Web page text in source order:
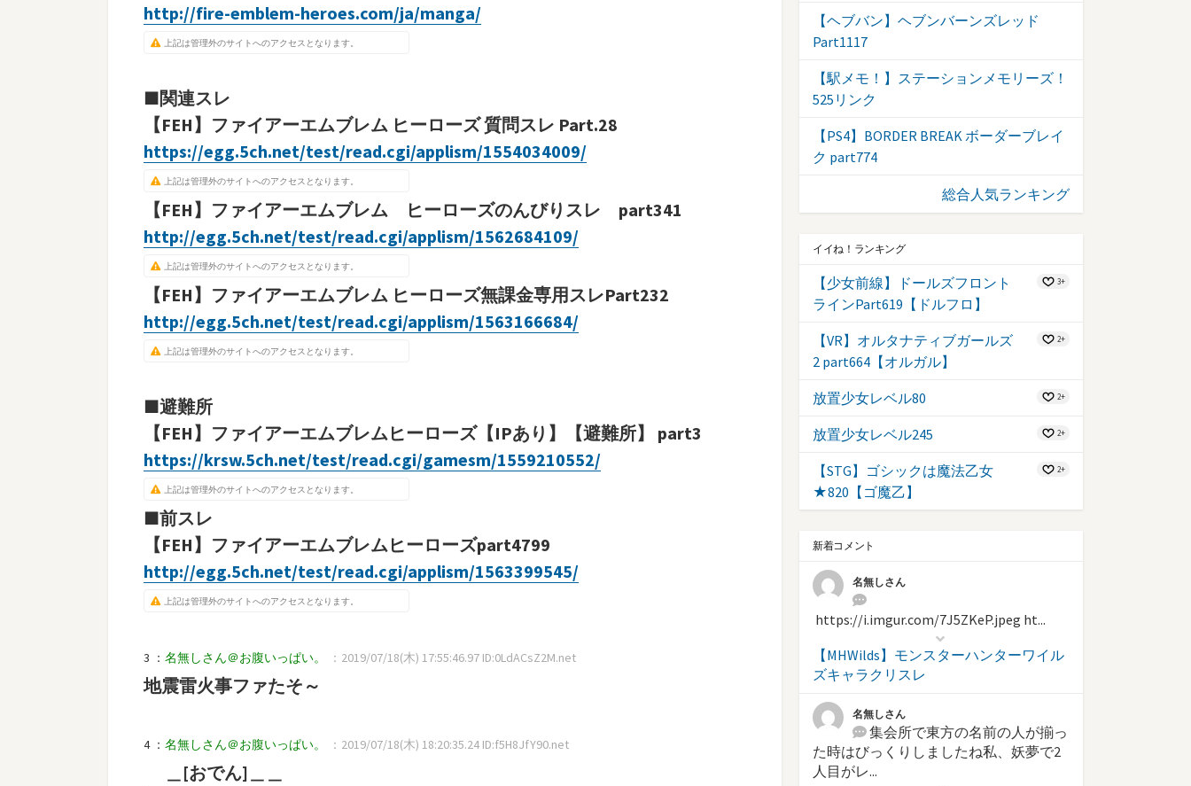
http://fire-emblem-heroes.com/ja/manga/
上記は管理外のサイトへのアクセスとなります。
■関連スレ
【FEH】ファイアーエムブレム ヒーローズ 質問スレ Part.28
https://egg.5ch.net/test/read.cgi/applism/1554034009/
上記は管理外のサイトへのアクセスとなります。
【FEH】ファイアーエムブレム ヒーローズのんびりスレ part341
http://egg.5ch.net/test/read.cgi/applism/1562684109/
上記は管理外のサイトへのアクセスとなります。
【FEH】ファイアーエムブレム ヒーローズ無課金専用スレPart232
http://egg.5ch.net/test/read.cgi/applism/1563166684/
上記は管理外のサイトへのアクセスとなります。
■避難所
【FEH】ファイアーエムブレムヒーローズ【IPあり】【避難所】 part3
https://krsw.5ch.net/test/read.cgi/gamesm/1559210552/
上記は管理外のサイトへのアクセスとなります。
■前スレ
【FEH】ファイアーエムブレムヒーローズpart4799
http://egg.5ch.net/test/read.cgi/applism/1563399545/
上記は管理外のサイトへのアクセスとなります。
3 ： 名無しさん＠お腹いっぱい。 ：2019/07/18(木) 17:55:46.97 ID:0LdACsZ2M.net
地震雷火事ファたそ～
4 ： 名無しさん＠お腹いっぱい。 ：2019/07/18(木) 18:20:35.24 ID:f5H8JfY90.net
＿[おでん]＿＿
【ヘブバン】ヘブンバーンズレッド
Part1117
【駅メモ！】ステーションメモリーズ！
525リンク
【PS4】BORDER BREAK ボーダーブレイ
ク part774
総合人気ランキング
イイね！ランキング
【少女前線】ドールズフロント
ラインPart619【ドルフロ】
3+
【VR】オルタナティブガールズ
2 part664【オルガル】
2+
放置少女レベル80 2+
放置少女レベル245 2+
【STG】ゴシックは魔法乙女
★820【ゴ魔乙】
2+
新着コメント
名無しさん
https://i.imgur.com/7J5ZKeP.jpeg ht...
【MHWilds】モンスターハンターワイル
ズキャラクリスレ
名無しさん
集会所で東方の名前の人が揃っ
た時はびっくりしましたね私、妖夢で2
人目がレ...